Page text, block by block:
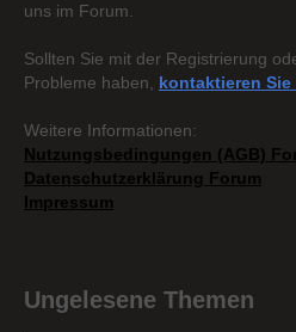
uns im Forum.
Sollten Sie mit der Registrierung
Probleme haben, kontaktieren Sie
Weitere Informationen:
Nutzungsbedingungen (AGB)
Datenschutzerklärung Forum
Impressum
Ungelesene Themen